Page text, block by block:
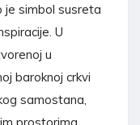
je simbol susreta
U
u
baroknoj crkvi
samostana,